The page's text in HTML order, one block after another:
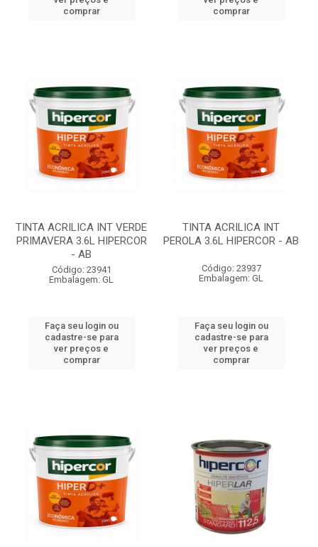
comprar
comprar
TINTA ACRILICA INT VERDE
PRIMAVERA 3.6L HIPERCOR
- AB
Código: 23941
Embalagem: GL
Faça seu login ou
cadastre-se para
ver preços e
comprar
TINTA ACRILICA INT
PEROLA 3.6L HIPERCOR - AB
Código: 23937
Embalagem: GL
Faça seu login ou
cadastre-se para
ver preços e
comprar